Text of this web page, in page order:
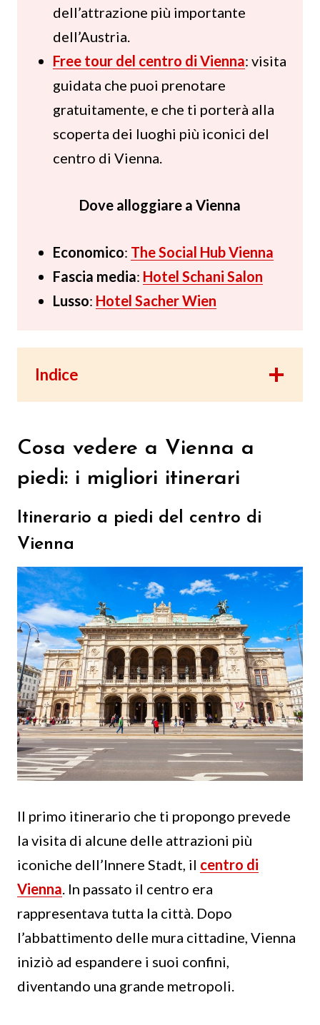
dell’attrazione più importante
dell’Austria.
Free tour del centro di Vienna: visita
guidata che puoi prenotare
gratuitamente, e che ti porterà alla
scoperta dei luoghi più iconici del
centro di Vienna.
Dove alloggiare a Vienna
Economico: The Social Hub Vienna
Fascia media: Hotel Schani Salon
Lusso: Hotel Sacher Wien
Indice
Cosa vedere a Vienna a
piedi: i migliori itinerari
Itinerario a piedi del centro di
Vienna
Il primo itinerario che ti propongo prevede
la visita di alcune delle attrazioni più
iconiche dell’Innere Stadt, il centro di
Vienna . In passato il centro era
rappresentava tutta la città. Dopo
l’abbattimento delle mura cittadine, Vienna
iniziò ad espandere i suoi confini,
diventando una grande metropoli.